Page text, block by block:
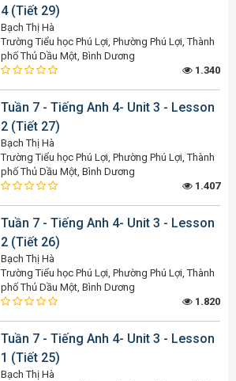
4 (Tiết 29)
Bạch Thị Hà
Trường Tiểu học Phú Lợi, Phường Phú Lợi, Thành
phố Thủ Dầu Một, Bình Dương
1.340
Tuần 7 - Tiếng Anh 4- Unit 3 - Lesson
2 (Tiết 27)
Bạch Thị Hà
Trường Tiểu học Phú Lợi, Phường Phú Lợi, Thành
phố Thủ Dầu Một, Bình Dương
1.407
Tuần 7 - Tiếng Anh 4- Unit 3 - Lesson
2 (Tiết 26)
Bạch Thị Hà
Trường Tiểu học Phú Lợi, Phường Phú Lợi, Thành
phố Thủ Dầu Một, Bình Dương
1.820
Tuần 7 - Tiếng Anh 4- Unit 3 - Lesson
1 (Tiết 25)
Bạch Thị Hà